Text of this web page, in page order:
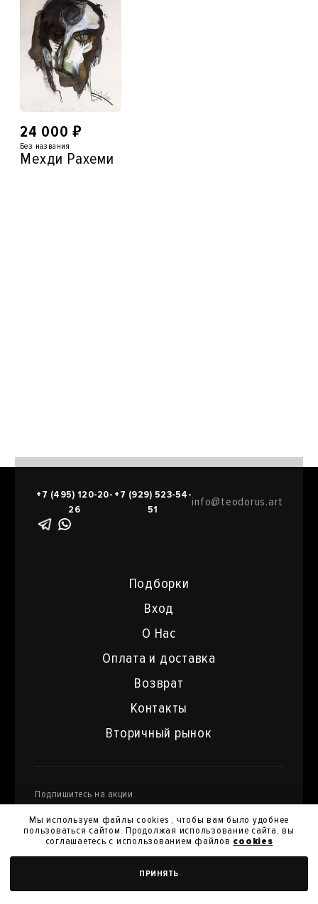
ДОБАВИТЬ В КОРЗИНУ
24 000₽
Без названия
Мехди Рахеми
Подборки
Вход
О Нас
Оплата и доставка
Возврат
Контакты
Вторичный рынок
+7 (495) 120-20-
26
+7 (929) 523-54-
51
info@teodorus.art
Подпишитесь на акции
согласие на обработку моих персональных
Мы используем файлы cookies , чтобы вам было удобнее
пользоваться сайтом. Продолжая использование сайта, вы
соглашаетесь с использованием файлов cookies
ПРИНЯТЬ